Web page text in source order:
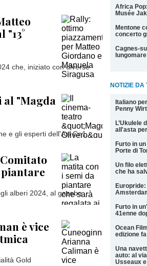
Africa
Musée
Mentone
concerto
Cagnes-
NOTIZIE DA
Italiano
Penny
L’Ukulele
all'asta
Furto in
Porte di
Un filo
che ha
Furto in
41enne
Ocean
edizione
Una
auto: al
Usseaux
che, iniziato con diverse
al "Magda
e gli esperti dell'Asl Cn1
alberi 2024, al gazebo
è vice
Gold